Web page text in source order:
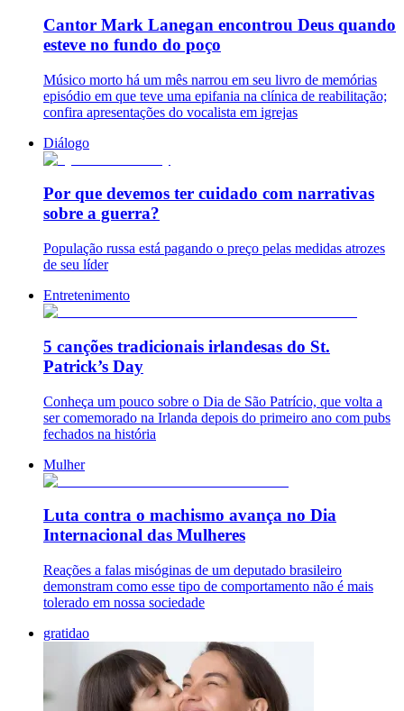
Cantor Mark Lanegan encontrou Deus quando
esteve no fundo do poço
Músico morto há um mês narrou em seu livro de memórias
episódio em que teve uma epifania na clínica de reabilitação;
confira apresentações do vocalista em igrejas
Diálogo
Por que devemos ter cuidado com narrativas
sobre a guerra?
População russa está pagando o preço pelas medidas atrozes
de seu líder
Entretenimento
5 canções tradicionais irlandesas do St.
Patrick’s Day
Conheça um pouco sobre o Dia de São Patrício, que volta a
ser comemorado na Irlanda depois do primeiro ano com pubs
fechados na história
Mulher
Luta contra o machismo avança no Dia
Internacional das Mulheres
Reações a falas misóginas de um deputado brasileiro
demonstram como esse tipo de comportamento não é mais
tolerado em nossa sociedade
gratidao